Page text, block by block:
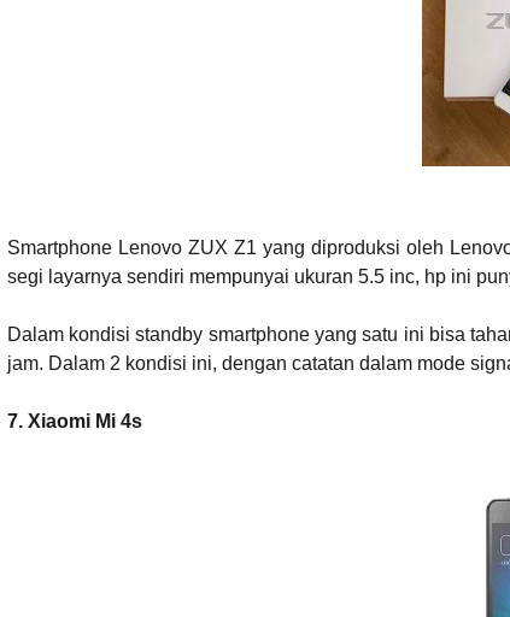
Smartphone Lenovo ZUX Z1 yang diproduksi oleh
segi layarnya sendiri mempunyai ukuran 5.5 inc, hp ini
Dalam kondisi standby smartphone yang satu ini bisa
jam. Dalam 2 kondisi ini, dengan catatan dalam mode
7. Xiaomi Mi 4s